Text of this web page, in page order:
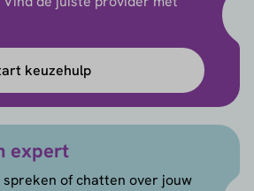
keuzehulp
expert
of chatten over jouw